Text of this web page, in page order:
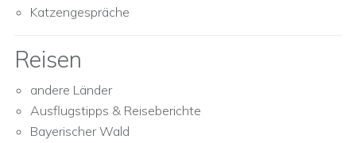
Katzengespräche
Reisen
andere Länder
Ausflugstipps & Reiseberichte
Bayerischer Wald